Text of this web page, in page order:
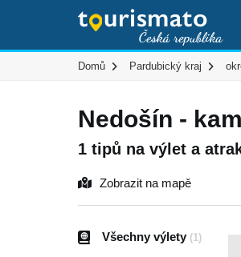
Domů Pardubický kraj
Nedošín -
1 tipů na výlet a
Zobrazit na mapě
Všechny výlety (1)